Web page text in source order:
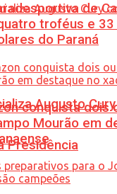
Augusto
Presidência
de
troféus e 33
do Paraná
conquista dois
Mourão em